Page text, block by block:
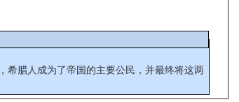
希腊人成为了帝国的主要公民，并最终将这两